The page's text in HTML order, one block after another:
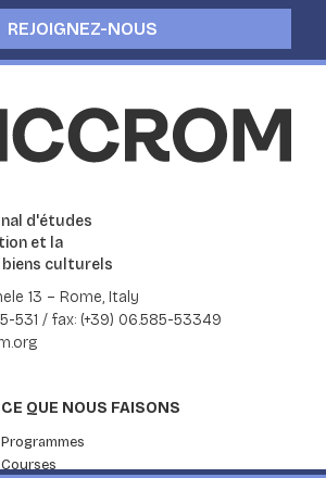
REJOIGNEZ-NOUS
d'études
et la
culturels
13 – Rome, Italy
531 / fax: (+39) 06.585-53349
CE QUE NOUS FAISONS
Programmes
Courses